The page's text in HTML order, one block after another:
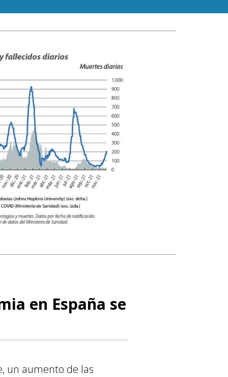
en España se
un aumento de las